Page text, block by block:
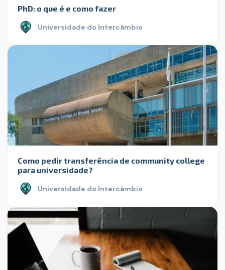
PhD: o que é e como fazer
Universidade do Intercâmbio
Como pedir transferência de community college
para universidade?
Universidade do Intercâmbio